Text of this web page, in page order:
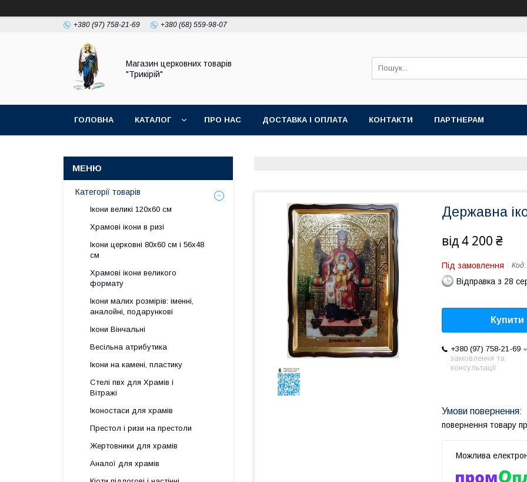
+380 (97) 758-21-69 +380 (68) 559-98-07
Магазин церковних товарів
"Трикірій"
ГОЛОВНА КАТАЛОГ ПРО НАС ДОСТАВКА І ОПЛАТА КОНТАКТИ ПАРТНЕРАМ
Державна
від4 200 ₴
Під замовлення Код:
Відправка з 28
Купити
+380 (97) 758-21-69
замовлення та
консультації
повернення товару
Категорії товарів
Ікони великі 120х60 см
Храмові ікони в ризі
Ікони церковні 80х60 см і 56х48
см
Храмові ікони великого
формату
Ікони малих розмірів: іменні,
аналойні, подарункові
Ікони Вінчальні
Весільна атрибутика
Ікони на камені, пластику
Стелі пвх для Храмів і
Вітражі
Іконостаси для храмів
Престол і ризи на престоли
Жертовники для храмів
Аналої для храмів